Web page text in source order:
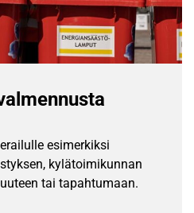
esimerkiksi
kylätoimikunnan
tai tapahtumaan.